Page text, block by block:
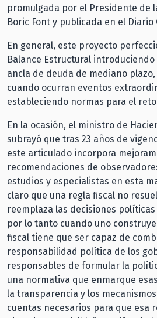
promulgada por el Presidente de
Boric Font y publicada en el Diario
En general, este proyecto
Balance Estructural
ancla de deuda de mediano plazo,
cuando ocurran eventos
estableciendo normas para el
En la ocasión, el ministro de
subrayó que tras 23 años de
este articulado incorpora
recomendaciones de
estudios y especialistas en esta
claro que una regla fiscal no
reemplaza las decisiones
por lo tanto cuando uno
fiscal tiene que ser capaz de
responsabilidad política de los
responsables de formular la
una normativa que enmarque
la transparencia y los
cuentas necesarios para que esa